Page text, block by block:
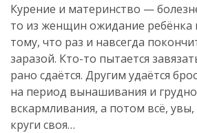
Курение и материнство —
то из женщин ожидание ребёнка
тому, что раз и навсегда
заразой. Кто-то пытается
рано сдаётся. Другим удаётся
на период вынашивания и
вскармливания, а потом всё,
круги своя…